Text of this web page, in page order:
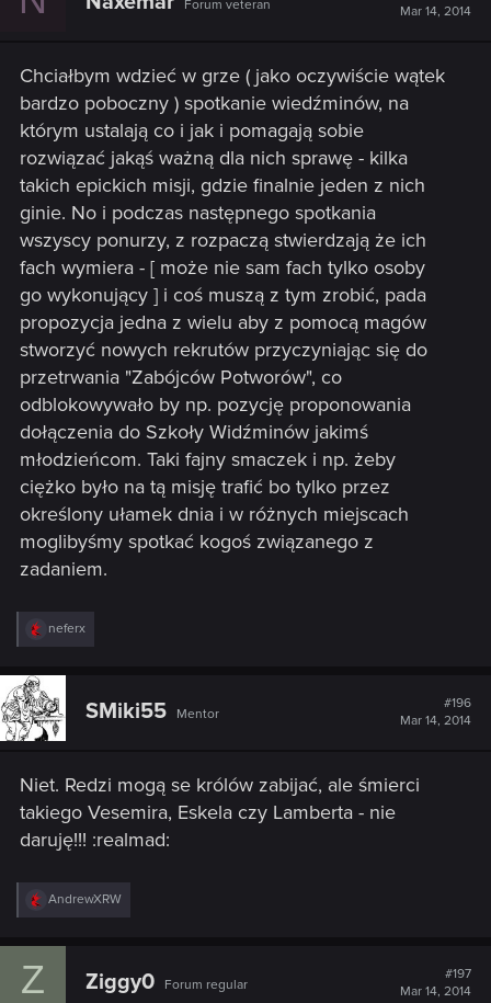
:
Forum veteran
Mar 14, 2014
Chciałbym wdzieć w grze ( jako oczywiście wątek
bardzo poboczny ) spotkanie wiedźminów, na
którym ustalają co i jak i pomagają sobie
rozwiązać jakąś ważną dla nich sprawę - kilka
takich epickich misji, gdzie finalnie jeden z nich
ginie. No i podczas następnego spotkania
wszyscy ponurzy, z rozpaczą stwierdzają że ich
fach wymiera - [ może nie sam fach tylko osoby
go wykonujący ] i coś muszą z tym zrobić, pada
propozycja jedna z wielu aby z pomocą magów
stworzyć nowych rekrutów przyczyniając się do
przetrwania "Zabójców Potworów", co
odblokowywało by np. pozycję proponowania
dołączenia do Szkoły Widźminów jakimś
młodzieńcom. Taki fajny smaczek i np. żeby
ciężko było na tą misję trafić bo tylko przez
określony ułamek dnia i w różnych miejscach
moglibyśmy spotkać kogoś związanego z
zadaniem.
R
e
c
t
i
o
:
neferx
SMiki55 Mentor
#196
Mar 14, 2014
Niet. Redzi mogą se królów zabijać, ale śmierci
takiego Vesemira, Eskela czy Lamberta - nie
daruję!!! :realmad:
R
e
c
AndrewXRW
Z Ziggy0 Forum regular
#197
Mar 14, 2014